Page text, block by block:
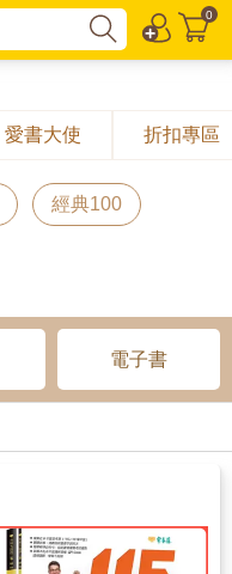
0
愛書大使 折扣專區
經典100
電子書